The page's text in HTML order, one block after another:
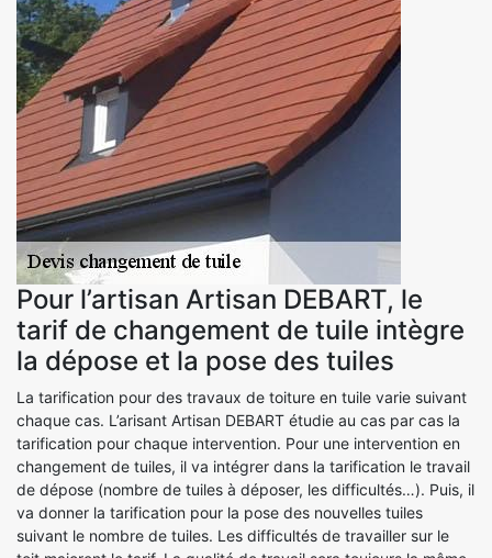
Pour l’artisan Artisan DEBART, le
tarif de changement de tuile intègre
la dépose et la pose des tuiles
La tarification pour des travaux de toiture en tuile varie suivant
chaque cas. L’arisant Artisan DEBART étudie au cas par cas la
tarification pour chaque intervention. Pour une intervention en
changement de tuiles, il va intégrer dans la tarification le travail
de dépose (nombre de tuiles à déposer, les difficultés…). Puis, il
va donner la tarification pour la pose des nouvelles tuiles
suivant le nombre de tuiles. Les difficultés de travailler sur le